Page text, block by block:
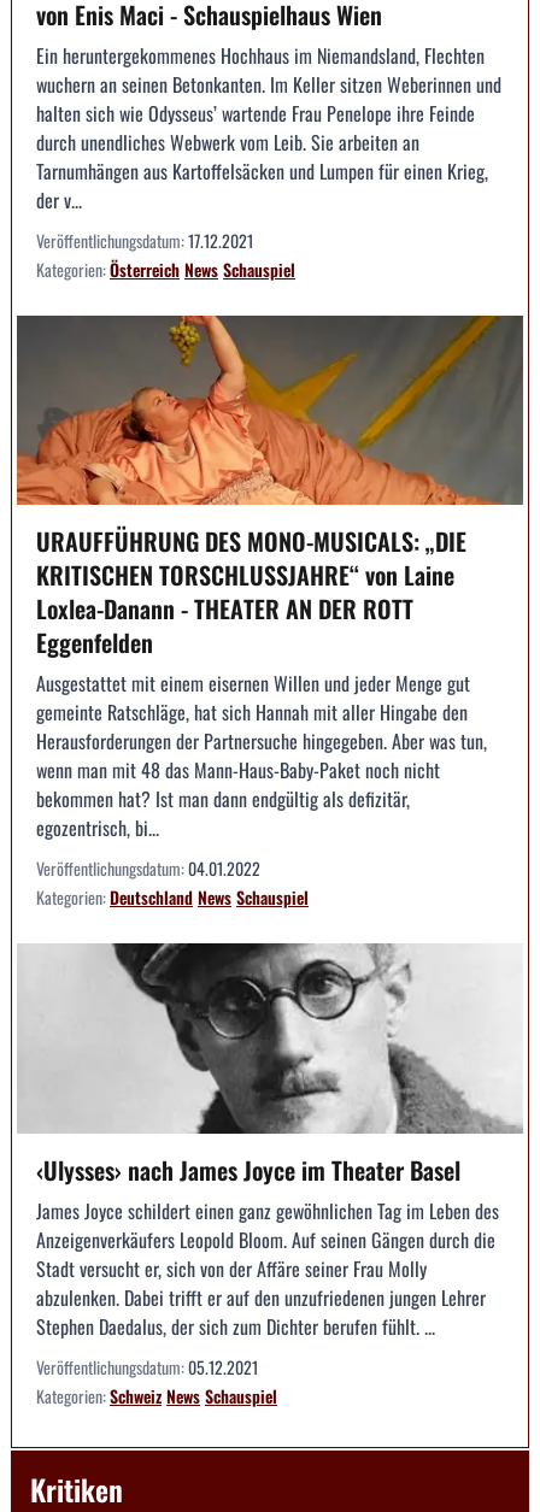
von Enis Maci - Schauspielhaus Wien
Ein heruntergekommenes Hochhaus im Niemandsland, Flechten
wuchern an seinen Betonkanten. Im Keller sitzen Weberinnen und
halten sich wie Odysseus’ wartende Frau Penelope ihre Feinde
durch unendliches Webwerk vom Leib. Sie arbeiten an
Tarnumhängen aus Kartoffelsäcken und Lumpen für einen Krieg,
der v...
Veröffentlichungsdatum:17.12.2021
Kategorien:ÖsterreichNewsSchauspiel
URAUFFÜHRUNG DES MONO-MUSICALS: „DIE
KRITISCHEN TORSCHLUSSJAHRE“ von Laine
Loxlea-Danann - THEATER AN DER ROTT
Eggenfelden
Ausgestattet mit einem eisernen Willen und jeder Menge gut
gemeinte Ratschläge, hat sich Hannah mit aller Hingabe den
Herausforderungen der Partnersuche hingegeben. Aber was tun,
wenn man mit 48 das Mann-Haus-Baby-Paket noch nicht
bekommen hat? Ist man dann endgültig als defizitär,
egozentrisch, bi...
Veröffentlichungsdatum:04.01.2022
Kategorien:DeutschlandNewsSchauspiel
‹Ulysses› nach James Joyce im Theater Basel
James Joyce schildert einen ganz gewöhnlichen Tag im Leben des
Anzeigenverkäufers Leopold Bloom. Auf seinen Gängen durch die
Stadt versucht er, sich von der Affäre seiner Frau Molly
abzulenken. Dabei trifft er auf den unzufriedenen jungen Lehrer
Stephen Daedalus, der sich zum Dichter berufen fühlt. ...
Veröffentlichungsdatum:05.12.2021
Kategorien:SchweizNewsSchauspiel
Kritiken